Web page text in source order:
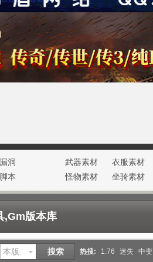
洞
本
武器素材 衣服素材
怪物素材
坐骑素材
光环素材
NPC素材
,Gm版本库
本版 搜索 热搜: 1.76 迷失 中变